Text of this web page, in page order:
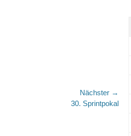
Nächster →
30. Sprintpokal